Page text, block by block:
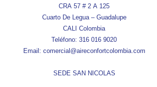
CRA 57 # 2 A 125
Cuarto De Legua – Guadalupe
CALI Colombia
Teléfono: 316 016 9020
Email: comercial@aireconfortcolombia.com
SEDE SAN NICOLAS